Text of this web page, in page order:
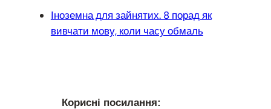
Іноземна для зайнятих. 8 порад як
вивчати мову, коли часу обмаль
Корисні посилання: